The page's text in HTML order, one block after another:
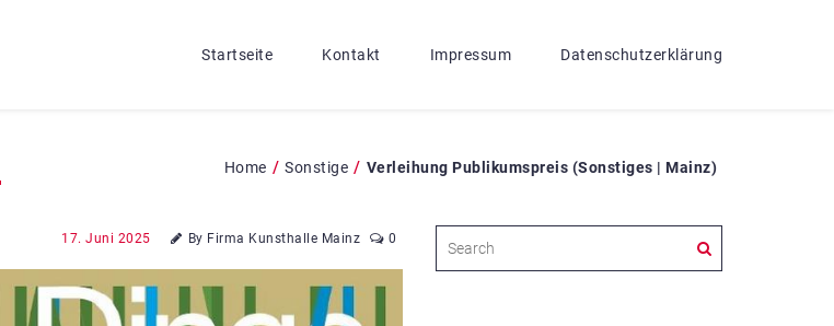
Startseite Kontakt Impressum Datenschutzerklärung
Home / Sonstige / Verleihung Publikumspreis (Sonstiges | Mainz)
17. Juni 2025 By Firma Kunsthalle Mainz 0